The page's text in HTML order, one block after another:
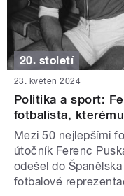
20. století
23. květen 2024
Politika a sport:
fotbalista,
Mezi 50 nejlepšími
útočník Ferenc
odešel do
fotbalové